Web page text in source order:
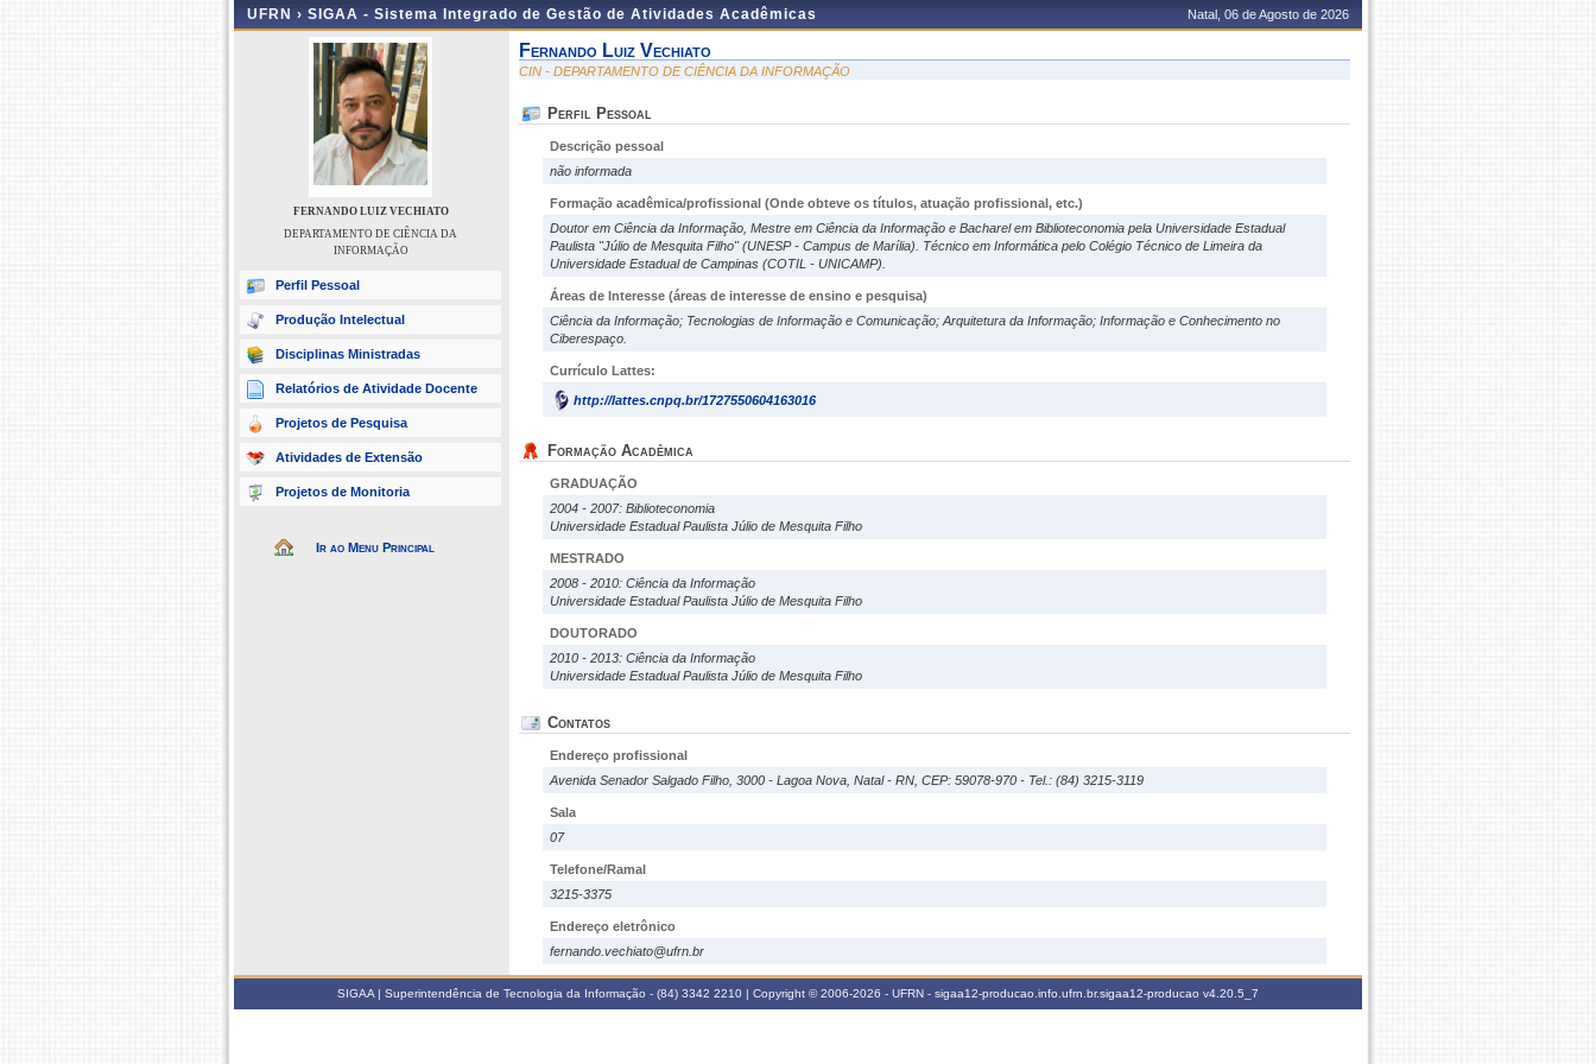
UFRN › SIGAA - Sistema Integrado de Gestão de Atividades Acadêmicas Natal, 06 de Agosto de 2026
FERNANDO LUIZ VECHIATO
DEPARTAMENTO DE CIÊNCIA DA
INFORMAÇÃO
Perfil Pessoal
Produção Intelectual
Disciplinas Ministradas
Relatórios de Atividade Docente
Projetos de Pesquisa
Atividades de Extensão
Projetos de Monitoria
Ir ao Menu Principal
Fernando Luiz Vechiato
CIN - DEPARTAMENTO DE CIÊNCIA DA INFORMAÇÃO
Perfil Pessoal
Descrição pessoal
não informada
Formação acadêmica/profissional (Onde obteve os títulos, atuação profissional, etc.)
Doutor em Ciência da Informação, Mestre em Ciência da Informação e Bacharel em Biblioteconomia pela Universidade Estadual
Paulista "Júlio de Mesquita Filho" (UNESP - Campus de Marília). Técnico em Informática pelo Colégio Técnico de Limeira da
Universidade Estadual de Campinas (COTIL - UNICAMP).
Áreas de Interesse (áreas de interesse de ensino e pesquisa)
Ciência da Informação; Tecnologias de Informação e Comunicação; Arquitetura da Informação; Informação e Conhecimento no
Ciberespaço.
Currículo Lattes:
http://lattes.cnpq.br/1727550604163016
Formação Acadêmica
GRADUAÇÃO
2004 - 2007: Biblioteconomia
Universidade Estadual Paulista Júlio de Mesquita Filho
MESTRADO
2008 - 2010: Ciência da Informação
Universidade Estadual Paulista Júlio de Mesquita Filho
DOUTORADO
2010 - 2013: Ciência da Informação
Universidade Estadual Paulista Júlio de Mesquita Filho
Contatos
Endereço profissional
Avenida Senador Salgado Filho, 3000 - Lagoa Nova, Natal - RN, CEP: 59078-970 - Tel.: (84) 3215-3119
Sala
07
Telefone/Ramal
3215-3375
Endereço eletrônico
fernando.vechiato@ufrn.br
SIGAA | Superintendência de Tecnologia da Informação - (84) 3342 2210 | Copyright © 2006-2026 - UFRN - sigaa12-producao.info.ufrn.br.sigaa12-producao v4.20.5_7